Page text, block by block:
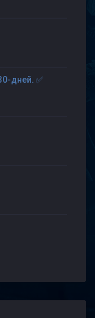
дней. ✅